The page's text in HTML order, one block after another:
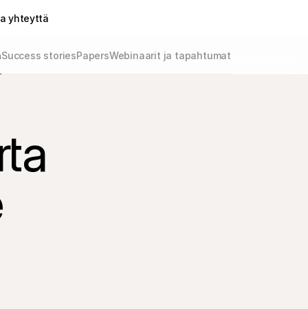
yhteyttä
Success storiesPapersWebinaarit ja tapahtumat